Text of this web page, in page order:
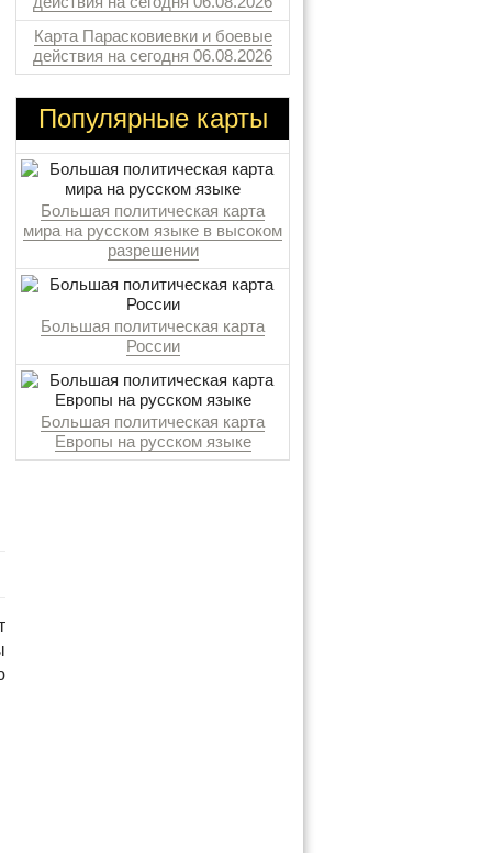
Карта Парасковиевки и боевые
действия на сегодня 06.08.2026
Популярные карты
Большая политическая карта
мира на русском языке в высоком
разрешении
Большая политическая карта
России
Большая политическая карта
Европы на русском языке